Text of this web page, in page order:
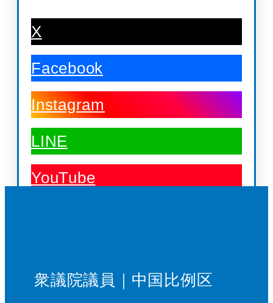
X
Facebook
Instagram
LINE
YouTube
衆議院議員｜中国比例区